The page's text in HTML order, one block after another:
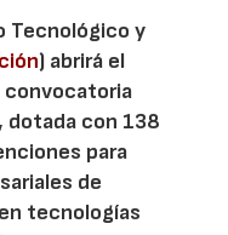
Tecnológico y
) abrirá el
convocatoria
dotada con 138
para
de
tecnologías